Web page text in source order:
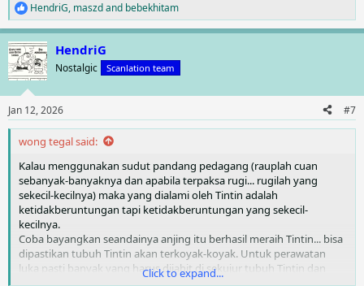
R
e
a
c
t
i
s
:
HendriG, maszdand bebekhitam
HendriG
Nostalgic Scanlation team
Jan 12, 2026 #7
wong tegal said:
Kalau menggunakan sudut pandang pedagang (rauplah cuan
sebanyak-banyaknya dan apabila terpaksa rugi... rugilah yang
sekecil-kecilnya) maka yang dialami oleh Tintin adalah
ketidakberuntungan tapi ketidakberuntungan yang sekecil-
kecilnya.
Coba bayangkan seandainya anjing itu berhasil meraih Tintin... bisa
dipastikan tubuh Tintin akan terkoyak-koyak. Untuk perawatan
luka pasti banyak yang harus dijahit di sekujur tubuh Tintin dan
juga harus disuntik anti rabies. Pendek kata Tintin harusbed rest
Click to expand...